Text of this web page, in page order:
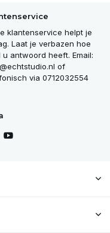
klantenservice helpt je
Laat je verbazen hoe
u antwoord heeft. Email:
of
via 0712032554